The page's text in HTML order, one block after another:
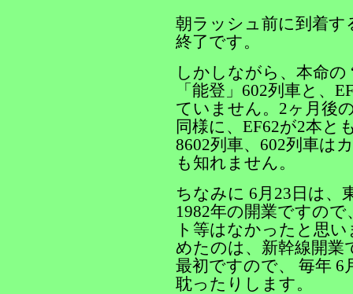
朝ラッシュ前に到着す
終了です。
しかしながら、本命の
「能登」602列車と、
ていません。2ヶ月後
同様に、EF62が2本と
8602列車、602列車は
も知れません。
ちなみに 6月23日は、
1982年の開業ですの
ト等はなかったと思
めたのは、新幹線開業
最初ですので、 毎年 6
耽ったりします。